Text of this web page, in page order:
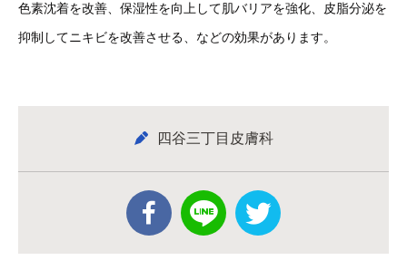
色素沈着を改善、保湿性を向上して肌バリアを強化、皮脂分泌を
抑制してニキビを改善させる、などの効果があります。
四谷三丁目皮膚科